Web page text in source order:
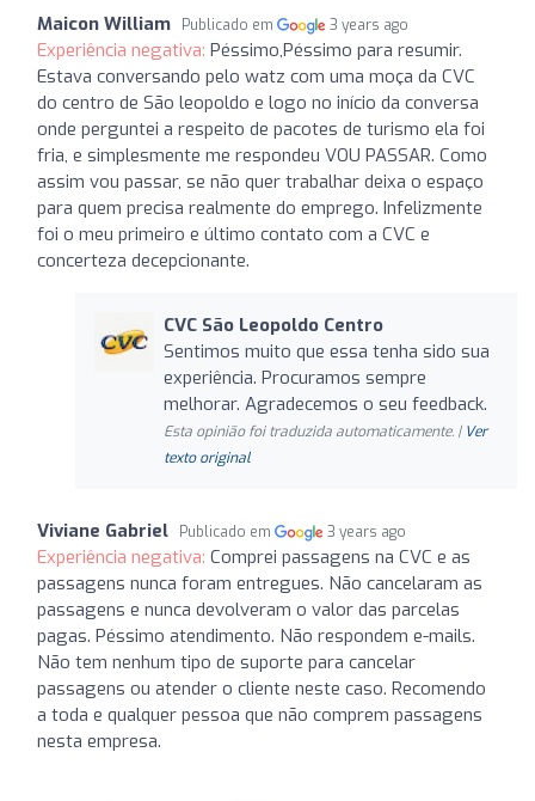
Maicon William Publicado em 3 years ago
Experiência negativa: Péssimo,Péssimo para resumir.
Estava conversando pelo watz com uma moça da CVC
do centro de São leopoldo e logo no início da conversa
onde perguntei a respeito de pacotes de turismo ela foi
fria, e simplesmente me respondeu VOU PASSAR. Como
assim vou passar, se não quer trabalhar deixa o espaço
para quem precisa realmente do emprego. Infelizmente
foi o meu primeiro e último contato com a CVC e
concerteza decepcionante.
CVC São Leopoldo Centro
Sentimos muito que essa tenha sido sua
experiência. Procuramos sempre
melhorar. Agradecemos o seu feedback.
Esta opinião foi traduzida automaticamente. | Ver
texto original
Viviane Gabriel Publicado em 3 years ago
Experiência negativa: Comprei passagens na CVC e as
passagens nunca foram entregues. Não cancelaram as
passagens e nunca devolveram o valor das parcelas
pagas. Péssimo atendimento. Não respondem e-mails.
Não tem nenhum tipo de suporte para cancelar
passagens ou atender o cliente neste caso. Recomendo
a toda e qualquer pessoa que não comprem passagens
nesta empresa.